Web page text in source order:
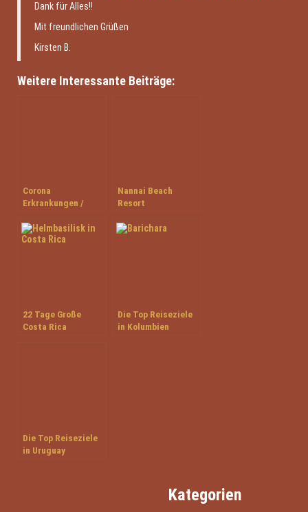
Dank für Alles!!
Mit freundlichen Grüßen
Kirsten B.
Weitere Interessante Beiträge:
Corona
Erkrankungen /
Südamerika
Nannai Beach
Resort
22 Tage Große
Costa Rica
Die Top Reiseziele
in Kolumbien
Die Top Reiseziele
in Uruguay
Kategorien